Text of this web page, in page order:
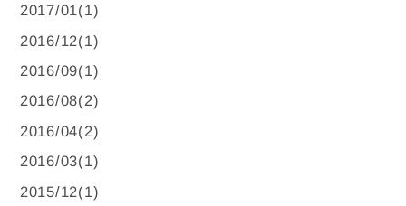
2017/01(1)
2016/12(1)
2016/09(1)
2016/08(2)
2016/04(2)
2016/03(1)
2015/12(1)